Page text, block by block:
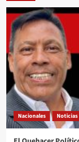
Nacionales Noticias